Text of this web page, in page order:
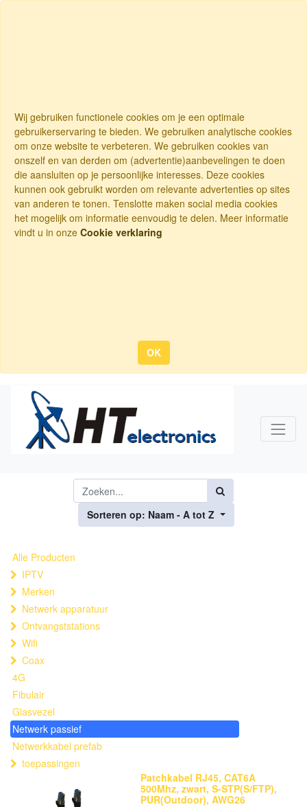
Wij gebruiken functionele cookies om je een optimale
gebruikerservaring te bieden. We gebruiken analytische cookies
om onze website te verbeteren. We gebruiken cookies van
onszelf en van derden om (advertentie)aanbevelingen te doen
die aansluiten op je persoonlijke interesses. Deze cookies
kunnen ook gebruikt worden om relevante advertenties op sites
van anderen te tonen. Tenslotte maken social media cookies
het mogelijk om informatie eenvoudig te delen. Meer informatie
vindt u in onze Cookie verklaring
OK
Sorteren op: Naam - A tot Z
Alle Producten
IPTV
Merken
Netwerk apparatuur
Ontvangststations
Wifi
Coax
4G
Fibulair
Glasvezel
Netwerk passief
Netwerkkabel prefab
toepassingen
Patchkabel RJ45, CAT6A
500Mhz, zwart, S-STP(S/FTP),
PUR(Outdoor), AWG26